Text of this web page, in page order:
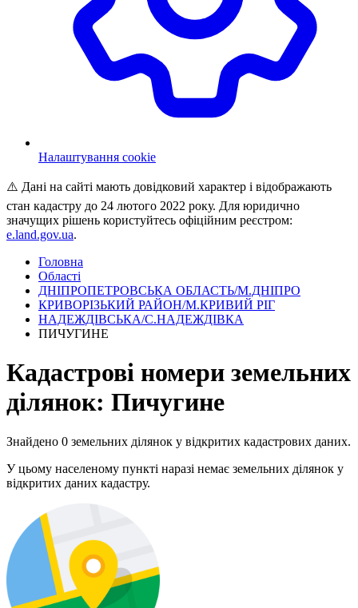
Налаштування cookie
⚠️ Дані на сайті мають довідковий характер і відображають
стан кадастру до 24 лютого 2022 року. Для юридично
значущих рішень користуйтесь офіційним реєстром:
e.land.gov.ua.
Головна
Області
ДНІПРОПЕТРОВСЬКА ОБЛАСТЬ/М.ДНІПРО
КРИВОРІЗЬКИЙ РАЙОН/М.КРИВИЙ РІГ
НАДЕЖДІВСЬКА/С.НАДЕЖДІВКА
ПИЧУГИНЕ
Кадастрові номери земельних
ділянок: Пичугине
Знайдено 0 земельних ділянок у відкритих кадастрових даних.
У цьому населеному пункті наразі немає земельних ділянок у
відкритих даних кадастру.